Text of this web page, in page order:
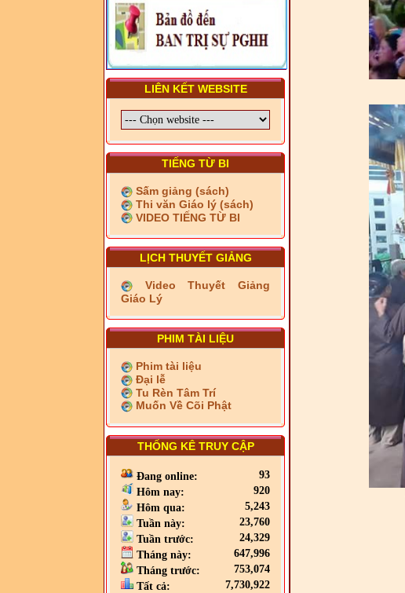
LIÊN KẾT WEBSITE
TIẾNG TỪ BI
Sấm giảng (sách)
Thi văn Giáo lý (sách)
VIDEO TIẾNG TỪ BI
LỊCH THUYẾT GIẢNG
Video Thuyết Giảng
Giáo Lý
PHIM TÀI LIỆU
Phim tài liệu
Đại lễ
Tu Rèn Tâm Trí
Muốn Về Cõi Phật
THỐNG KÊ TRUY CẬP
Đang online:
93
Hôm nay:
920
Hôm qua:
5,243
Tuần này:
23,760
Tuần trước:
24,329
Tháng này:
647,996
Tháng trước:
753,074
Tất cả:
7,730,922